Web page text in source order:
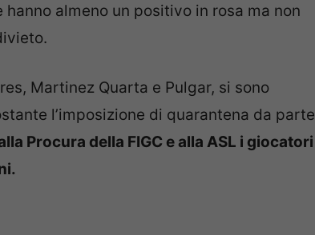
almeno un positivo in rosa ma non
Martinez Quarta e Pulgar, si sono
l’imposizione di quarantena da parte
Procura della FIGC e alla ASL i giocatori